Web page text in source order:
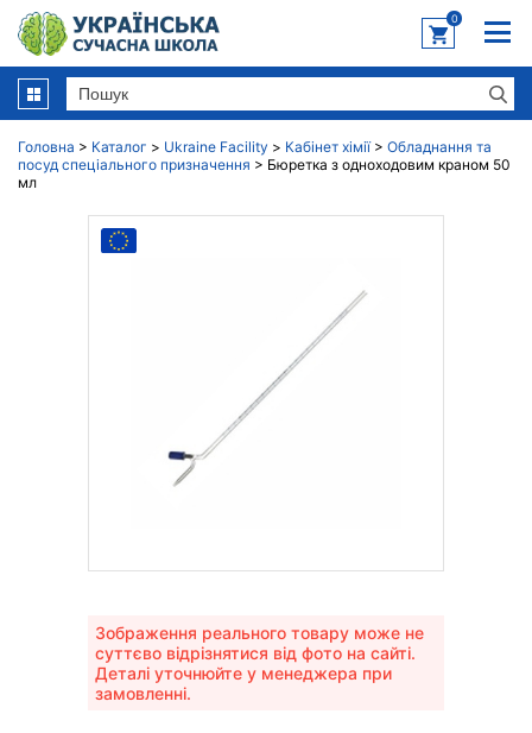
0
Головна > Каталог > Ukraine Facility > Кабінет хімії> Обладнання та
посуд спеціального призначення > Бюретка з одноходовим краном 50
мл
Зображення реального товару може не
суттєво відрізнятися від фото на сайті.
Деталі уточнюйте у менеджера при
замовленні.